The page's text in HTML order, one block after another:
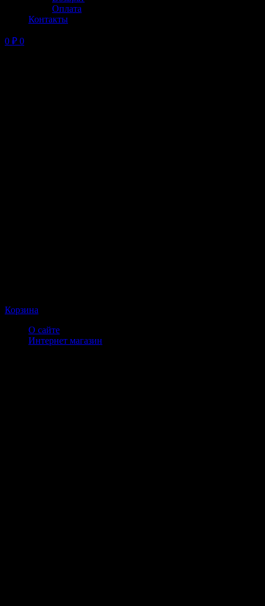
Оплата
Контакты
0 ₽ 0
Корзина
О сайте
Интернет магазин